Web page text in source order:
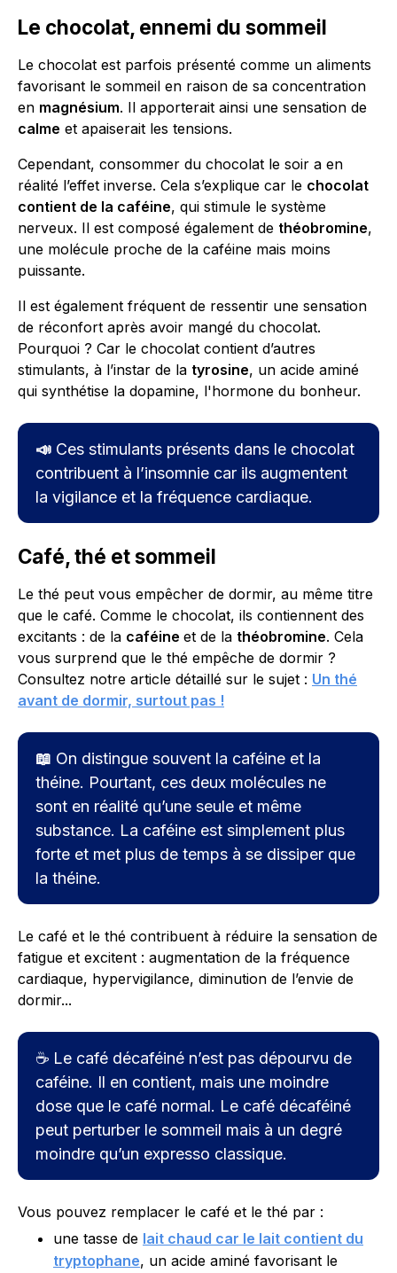
Le chocolat, ennemi du sommeil
Le chocolat est parfois présenté comme un aliments
favorisant le sommeil en raison de sa concentration
en magnésium. Il apporterait ainsi une sensation de
calme et apaiserait les tensions.
Cependant, consommer du chocolat le soir a en
réalité l’effet inverse. Cela s’explique car le chocolat
contient de la caféine, qui stimule le système
nerveux. Il est composé également de théobromine,
une molécule proche de la caféine mais moins
puissante.
Il est également fréquent de ressentir une sensation
de réconfort après avoir mangé du chocolat.
Pourquoi ? Car le chocolat contient d’autres
stimulants, à l’instar de la tyrosine, un acide aminé
qui synthétise la dopamine, l'hormone du bonheur.
📣 Ces stimulants présents dans le chocolat
contribuent à l’insomnie car ils augmentent
la vigilance et la fréquence cardiaque.
Café, thé et sommeil
Le thé peut vous empêcher de dormir, au même titre
que le café. Comme le chocolat, ils contiennent des
excitants : de la caféine et de la théobromine. Cela
vous surprend que le thé empêche de dormir ?
Consultez notre article détaillé sur le sujet : Un thé
avant de dormir, surtout pas !
📖 On distingue souvent la caféine et la
théine. Pourtant, ces deux molécules ne
sont en réalité qu’une seule et même
substance. La caféine est simplement plus
forte et met plus de temps à se dissiper que
la théine.
Le café et le thé contribuent à réduire la sensation de
fatigue et excitent : augmentation de la fréquence
cardiaque, hypervigilance, diminution de l’envie de
dormir...
☕ Le café décaféiné n’est pas dépourvu de
caféine. Il en contient, mais une moindre
dose que le café normal. Le café décaféiné
peut perturber le sommeil mais à un degré
moindre qu’un expresso classique.
Vous pouvez remplacer le café et le thé par :
une tasse de lait chaud car le lait contient du
tryptophane, un acide aminé favorisant le